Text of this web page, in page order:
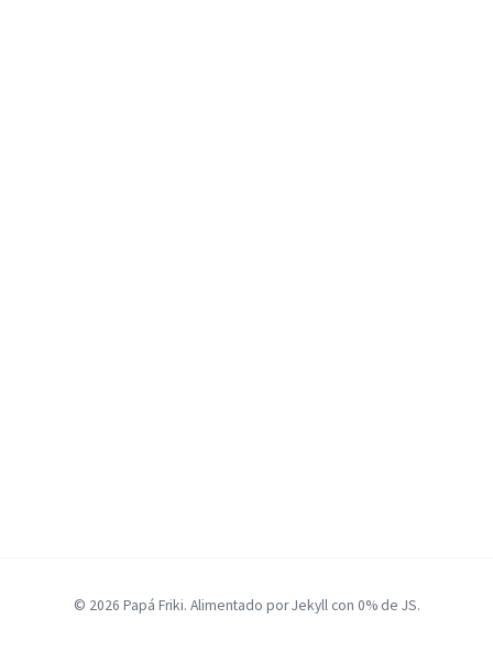
© 2026 Papá Friki. Alimentado por Jekyll con 0% de JS.